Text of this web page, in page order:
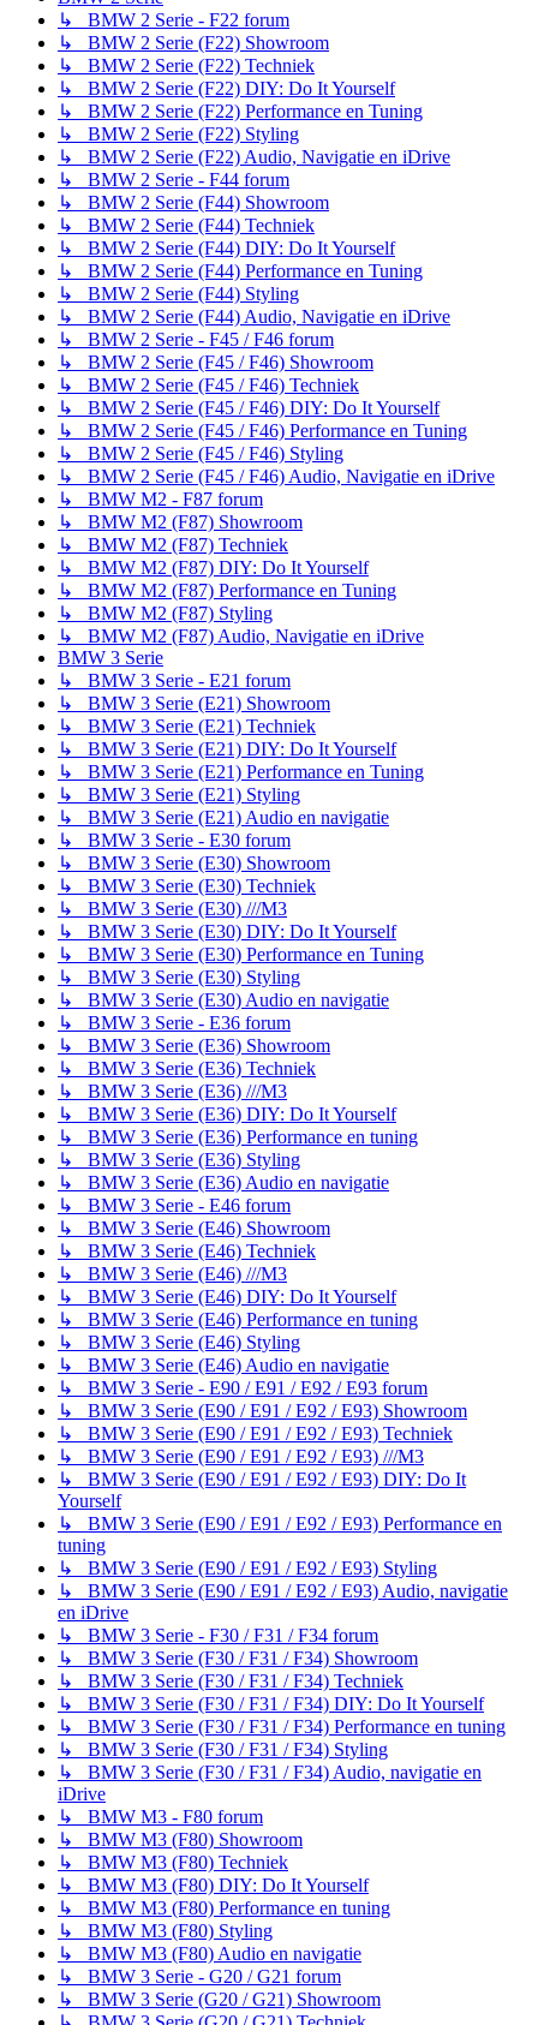
↳ BMW 2 Serie - F22 forum
↳ BMW 2 Serie (F22) Showroom
↳ BMW 2 Serie (F22) Techniek
↳ BMW 2 Serie (F22) DIY: Do It Yourself
↳ BMW 2 Serie (F22) Performance en Tuning
↳ BMW 2 Serie (F22) Styling
↳ BMW 2 Serie (F22) Audio, Navigatie en iDrive
↳ BMW 2 Serie - F44 forum
↳ BMW 2 Serie (F44) Showroom
↳ BMW 2 Serie (F44) Techniek
↳ BMW 2 Serie (F44) DIY: Do It Yourself
↳ BMW 2 Serie (F44) Performance en Tuning
↳ BMW 2 Serie (F44) Styling
↳ BMW 2 Serie (F44) Audio, Navigatie en iDrive
↳ BMW 2 Serie - F45 / F46 forum
↳ BMW 2 Serie (F45 / F46) Showroom
↳ BMW 2 Serie (F45 / F46) Techniek
↳ BMW 2 Serie (F45 / F46) DIY: Do It Yourself
↳ BMW 2 Serie (F45 / F46) Performance en Tuning
↳ BMW 2 Serie (F45 / F46) Styling
↳ BMW 2 Serie (F45 / F46) Audio, Navigatie en iDrive
↳ BMW M2 - F87 forum
↳ BMW M2 (F87) Showroom
↳ BMW M2 (F87) Techniek
↳ BMW M2 (F87) DIY: Do It Yourself
↳ BMW M2 (F87) Performance en Tuning
↳ BMW M2 (F87) Styling
↳ BMW M2 (F87) Audio, Navigatie en iDrive
BMW 3 Serie
↳ BMW 3 Serie - E21 forum
↳ BMW 3 Serie (E21) Showroom
↳ BMW 3 Serie (E21) Techniek
↳ BMW 3 Serie (E21) DIY: Do It Yourself
↳ BMW 3 Serie (E21) Performance en Tuning
↳ BMW 3 Serie (E21) Styling
↳ BMW 3 Serie (E21) Audio en navigatie
↳ BMW 3 Serie - E30 forum
↳ BMW 3 Serie (E30) Showroom
↳ BMW 3 Serie (E30) Techniek
↳ BMW 3 Serie (E30) ///M3
↳ BMW 3 Serie (E30) DIY: Do It Yourself
↳ BMW 3 Serie (E30) Performance en Tuning
↳ BMW 3 Serie (E30) Styling
↳ BMW 3 Serie (E30) Audio en navigatie
↳ BMW 3 Serie - E36 forum
↳ BMW 3 Serie (E36) Showroom
↳ BMW 3 Serie (E36) Techniek
↳ BMW 3 Serie (E36) ///M3
↳ BMW 3 Serie (E36) DIY: Do It Yourself
↳ BMW 3 Serie (E36) Performance en tuning
↳ BMW 3 Serie (E36) Styling
↳ BMW 3 Serie (E36) Audio en navigatie
↳ BMW 3 Serie - E46 forum
↳ BMW 3 Serie (E46) Showroom
↳ BMW 3 Serie (E46) Techniek
↳ BMW 3 Serie (E46) ///M3
↳ BMW 3 Serie (E46) DIY: Do It Yourself
↳ BMW 3 Serie (E46) Performance en tuning
↳ BMW 3 Serie (E46) Styling
↳ BMW 3 Serie (E46) Audio en navigatie
↳ BMW 3 Serie - E90 / E91 / E92 / E93 forum
↳ BMW 3 Serie (E90 / E91 / E92 / E93) Showroom
↳ BMW 3 Serie (E90 / E91 / E92 / E93) Techniek
↳ BMW 3 Serie (E90 / E91 / E92 / E93) ///M3
↳ BMW 3 Serie (E90 / E91 / E92 / E93) DIY: Do It
Yourself
↳ BMW 3 Serie (E90 / E91 / E92 / E93) Performance en
tuning
↳ BMW 3 Serie (E90 / E91 / E92 / E93) Styling
↳ BMW 3 Serie (E90 / E91 / E92 / E93) Audio, navigatie
en iDrive
↳ BMW 3 Serie - F30 / F31 / F34 forum
↳ BMW 3 Serie (F30 / F31 / F34) Showroom
↳ BMW 3 Serie (F30 / F31 / F34) Techniek
↳ BMW 3 Serie (F30 / F31 / F34) DIY: Do It Yourself
↳ BMW 3 Serie (F30 / F31 / F34) Performance en tuning
↳ BMW 3 Serie (F30 / F31 / F34) Styling
↳ BMW 3 Serie (F30 / F31 / F34) Audio, navigatie en
iDrive
↳ BMW M3 - F80 forum
↳ BMW M3 (F80) Showroom
↳ BMW M3 (F80) Techniek
↳ BMW M3 (F80) DIY: Do It Yourself
↳ BMW M3 (F80) Performance en tuning
↳ BMW M3 (F80) Styling
↳ BMW M3 (F80) Audio en navigatie
↳ BMW 3 Serie - G20 / G21 forum
↳ BMW 3 Serie (G20 / G21) Showroom